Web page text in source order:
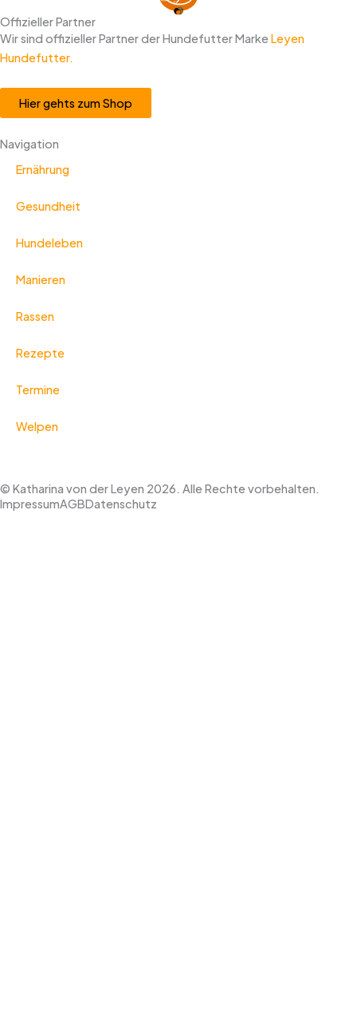
Offizieller Partner
Wir sind offizieller Partner der Hundefutter Marke Leyen
Hundefutter.
Hier gehts zum Shop
Navigation
Ernährung
Gesundheit
Hundeleben
Manieren
Rassen
Rezepte
Termine
Welpen
© Katharina von der Leyen 2026. Alle Rechte vorbehalten.
ImpressumAGBDatenschutz